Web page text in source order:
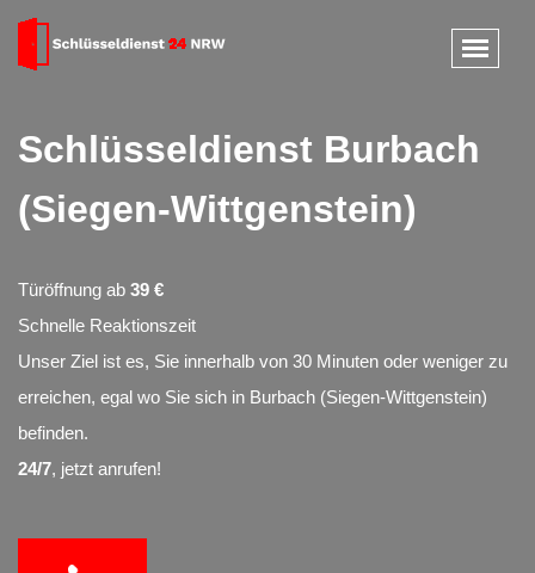
Schlüsseldienst Burbach
(Siegen-Wittgenstein)
Türöffnung ab 39 €
Schnelle Reaktionszeit
Unser Ziel ist es, Sie innerhalb von 30 Minuten oder weniger zu
erreichen, egal wo Sie sich in Burbach (Siegen-Wittgenstein)
befinden.
24/7, jetzt anrufen!